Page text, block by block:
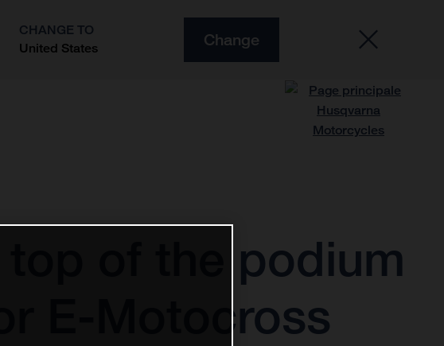
CHANGE TO
United States
Change
of the podium
E-Motocross